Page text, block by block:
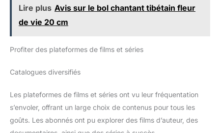
Lire plus Avis sur le bol chantant tibétain fleur
de vie 20 cm
Profiter des plateformes de films et séries
Catalogues diversifiés
Les plateformes de films et séries ont vu leur fréquentation
s’envoler, offrant un large choix de contenus pour tous les
goûts. Les abonnés ont pu explorer des films d’auteur, des